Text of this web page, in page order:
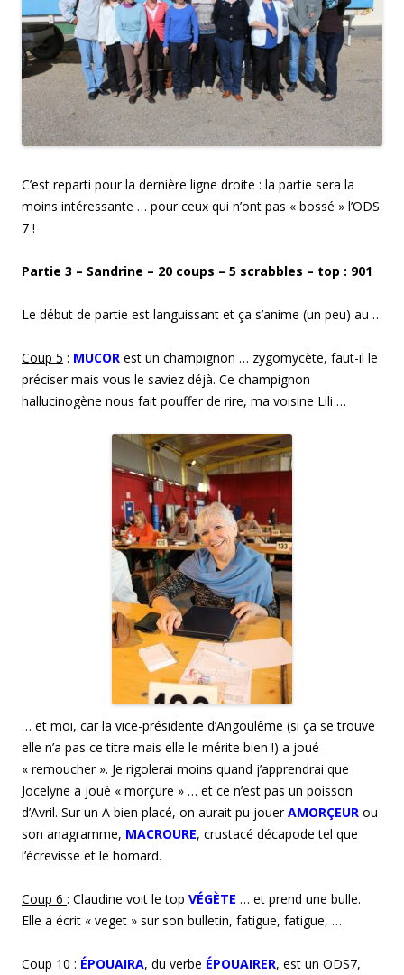
C’est reparti pour la dernière ligne droite : la partie sera la
moins intéressante … pour ceux qui n’ont pas « bossé » l’ODS
7 !
Partie 3 – Sandrine – 20 coups – 5 scrabbles – top : 901
Le début de partie est languissant et ça s’anime (un peu) au …
Coup 5 : MUCOR est un champignon … zygomycète, faut-il le
préciser mais vous le saviez déjà. Ce champignon
hallucinogène nous fait pouffer de rire, ma voisine Lili …
… et moi, car la vice-présidente d’Angoulême (si ça se trouve
elle n’a pas ce titre mais elle le mérite bien !) a joué
« remoucher ». Je rigolerai moins quand j’apprendrai que
Jocelyne a joué « morçure » … et ce n’est pas un poisson
d’Avril. Sur un A bien placé, on aurait pu jouerAMORÇEUR ou
son anagramme, MACROURE, crustacé décapode tel que
l’écrevisse et le homard.
Coup 6 : Claudine voit le top VÉGÈTE … et prend une bulle.
Elle a écrit « veget » sur son bulletin, fatigue, fatigue, …
Coup 10 : ÉPOUAIRA, du verbe ÉPOUAIRER, est un ODS7,